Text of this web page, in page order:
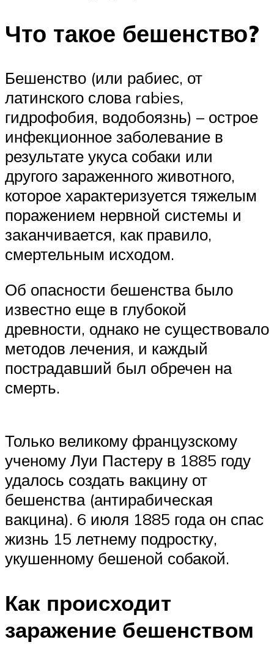
Что такое бешенство?
Бешенство (или рабиес, от
латинского слова rabies,
гидрофобия, водобоязнь) – острое
инфекционное заболевание в
результате укуса собаки или
другого зараженного животного,
которое характеризуется тяжелым
поражением нервной системы и
заканчивается, как правило,
смертельным исходом.
Об опасности бешенства было
известно еще в глубокой
древности, однако не существовало
методов лечения, и каждый
пострадавший был обречен на
смерть.
Только великому французскому
ученому Луи Пастеру в 1885 году
удалось создать вакцину от
бешенства (антирабическая
вакцина). 6 июля 1885 года он спас
жизнь 15 летнему подростку,
укушенному бешеной собакой.
Как происходит
заражение бешенством